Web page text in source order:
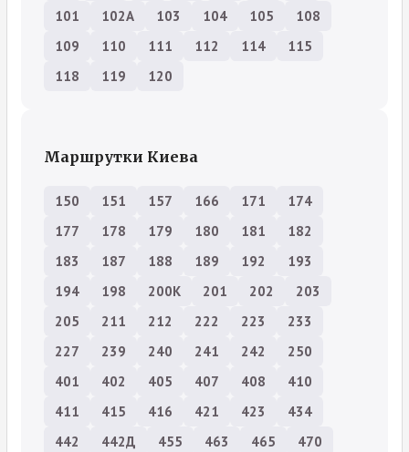
101
102А 103 104 105
108
109
110 111 112 114
115
118
119 120
Маршрутки Киева
150 151 157 166 171
174
177
178 179 180 181
182
183
187 188 189 192
193
194
198 200К 201 202
203
205
211 212 222 223
233
227
239 240 241 242
250
401
402 405 407 408
410
411
415 416 421 423
434
442
442Д 455 463 465
470